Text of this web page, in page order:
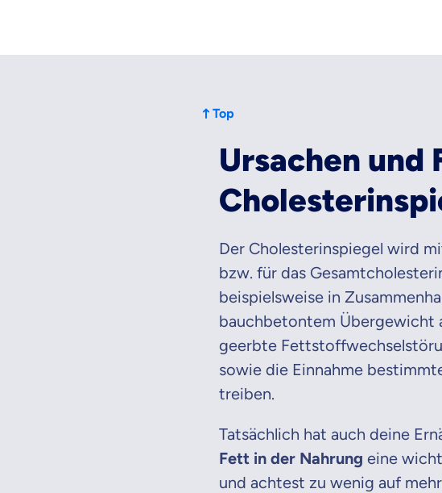
Top
Ursachen und
Der Cholesterinspiegel wird
bzw. für das
beispielsweise in
bauchbetontem Übergewicht
geerbte
sowie die Einnahme
treiben.
Tatsächlich hat auch deine
Fett in der Nahrung eine
und achtest zu wenig auf